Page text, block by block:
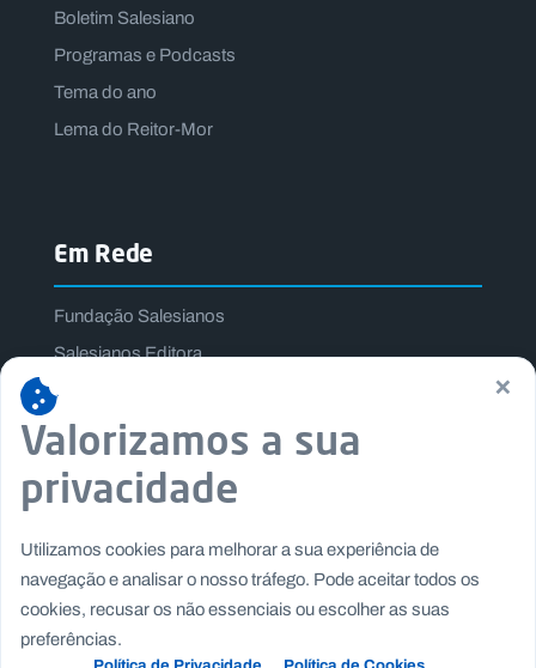
Boletim Salesiano
Programas e Podcasts
Tema do ano
Lema do Reitor-Mor
Em Rede
Fundação Salesianos
Salesianos Editora
Família Salesiana
Missão Dom Bosco
×
Valorizamos a sua
privacidade
Utilizamos cookies para melhorar a sua experiência de
navegação e analisar o nosso tráfego. Pode aceitar todos os
cookies, recusar os não essenciais ou escolher as suas
preferências.